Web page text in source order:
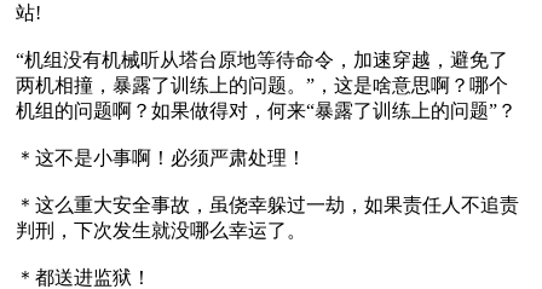
站!
“机组没有机械听从塔台原地等待命令，加速穿越，避免了
两机相撞，暴露了训练上的问题。”，这是啥意思啊？哪个
机组的问题啊？如果做得对，何来“暴露了训练上的问题”？
＊这不是小事啊！必须严肃处理！
＊这么重大安全事故，虽侥幸躲过一劫，如果责任人不追责
判刑，下次发生就没哪么幸运了。
＊都送进监狱！